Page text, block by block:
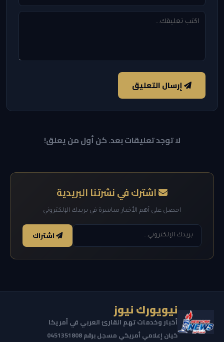
إرسال التعليق
لا توجد تعليقات بعد. كن أول من يعلق!
اشترك في نشرتنا البريدية
احصل على أهم الأخبار مباشرة في بريدك الإلكتروني
اشتراك
نيويورك نيوز
أخبار وخدمات تهم القارئ العربي في أمريكا
كيان إعلامي أمريكي مسجل برقم 0451351808